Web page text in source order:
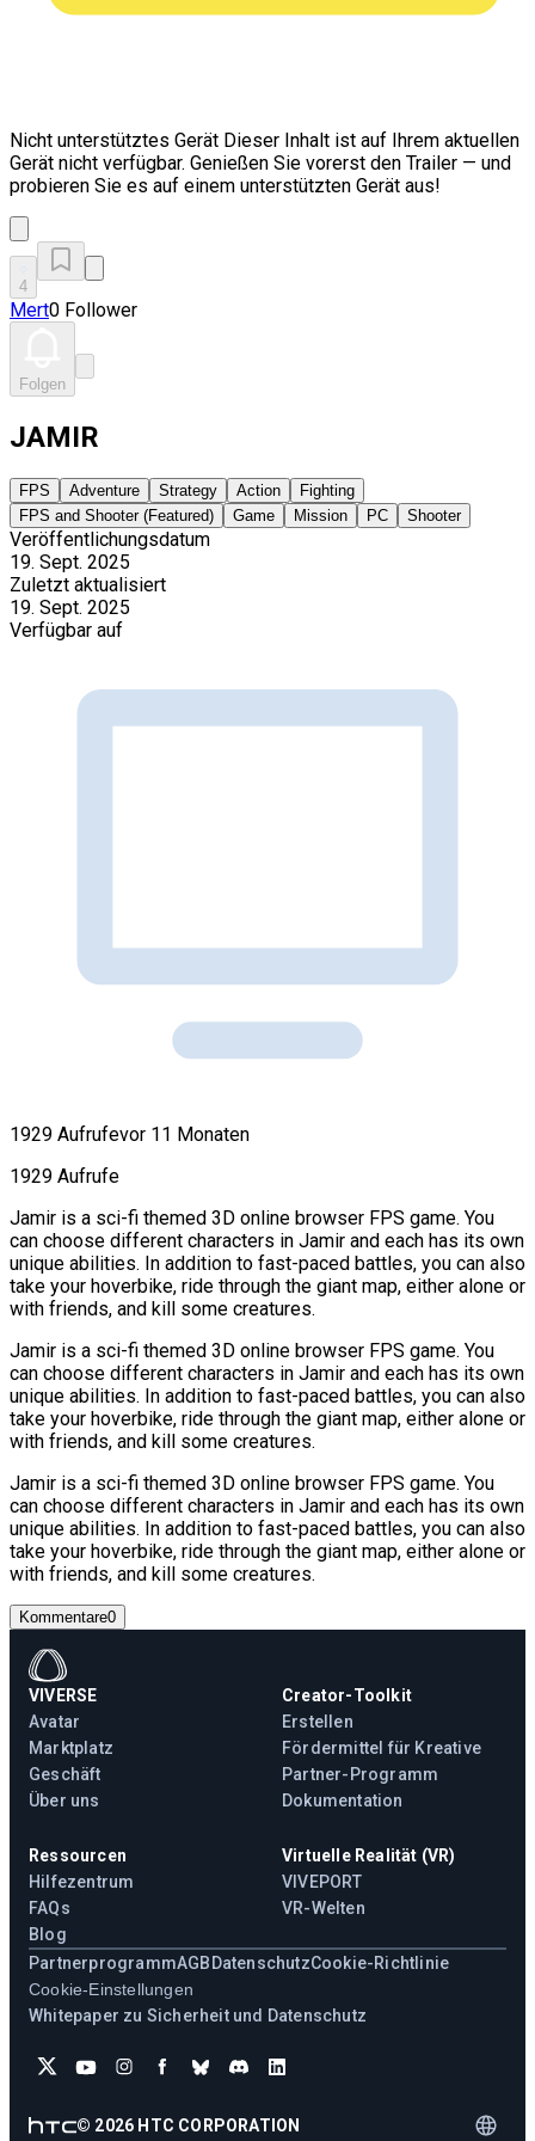
Nicht unterstütztes Gerät Dieser Inhalt ist auf Ihrem aktuellen
Gerät nicht verfügbar. Genießen Sie vorerst den Trailer — und
probieren Sie es auf einem unterstützten Gerät aus!
4
Mert0 Follower
Folgen
JAMIR
FPS Adventure Strategy Action
Fighting
FPS and Shooter (Featured)
Game Mission PC Shooter
Veröffentlichungsdatum
19. Sept. 2025
Zuletzt aktualisiert
19. Sept. 2025
Verfügbar auf
1929 Aufrufevor 11 Monaten
1929 Aufrufe
Jamir is a sci-fi themed 3D online browser FPS game. You
can choose different characters in Jamir and each has its own
unique abilities. In addition to fast-paced battles, you can also
take your hoverbike, ride through the giant map, either alone or
with friends, and kill some creatures.
Jamir is a sci-fi themed 3D online browser FPS game. You
can choose different characters in Jamir and each has its own
unique abilities. In addition to fast-paced battles, you can also
take your hoverbike, ride through the giant map, either alone or
with friends, and kill some creatures.
Jamir is a sci-fi themed 3D online browser FPS game. You
can choose different characters in Jamir and each has its own
unique abilities. In addition to fast-paced battles, you can also
take your hoverbike, ride through the giant map, either alone or
with friends, and kill some creatures.
Kommentare0
VIVERSE
Avatar
Marktplatz
Geschäft
Über uns
Creator-Toolkit
Erstellen
Fördermittel für Kreative
Partner-Programm
Dokumentation
Ressourcen
Hilfezentrum
FAQs
Blog
Virtuelle Realität (VR)
VIVEPORT
VR-Welten
PartnerprogrammAGBDatenschutzCookie-Richtlinie
Cookie-Einstellungen
Whitepaper zu Sicherheit und Datenschutz
© 2026 HTC CORPORATION